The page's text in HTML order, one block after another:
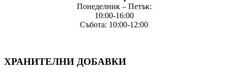
Понеделник – Петък:
10:00-16:00
Събота: 10:00-12:00
ХРАНИТЕЛНИ ДОБАВКИ